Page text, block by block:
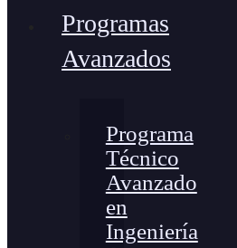
Programas
Avanzados
Programa
Técnico
Avanzado
en
Ingeniería